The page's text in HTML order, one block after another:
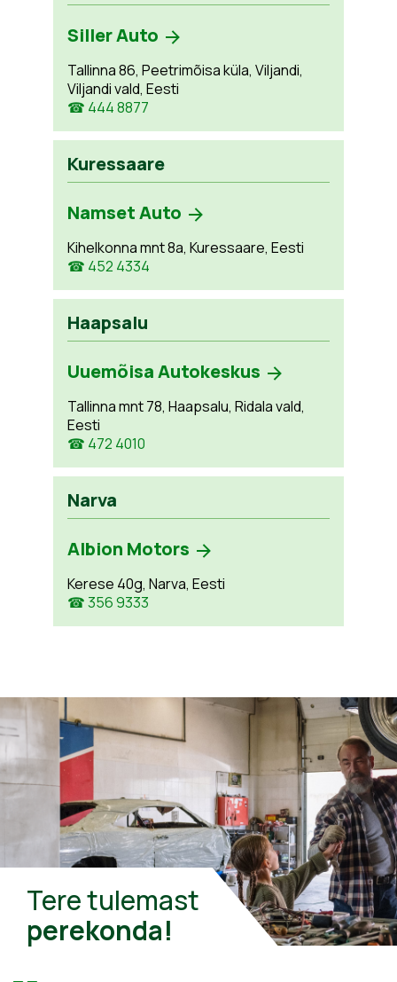
Siller Auto
Tallinna 86, Peetrimõisa küla, Viljandi,
Viljandi vald, Eesti
☎ 444 8877
Kuressaare
Namset Auto
Kihelkonna mnt 8a, Kuressaare, Eesti
☎ 452 4334
Haapsalu
Uuemõisa Autokeskus
Tallinna mnt 78, Haapsalu, Ridala vald,
Eesti
☎ 472 4010
Narva
Albion Motors
Kerese 40g, Narva, Eesti
☎ 356 9333
Tere tulemast
perekonda!